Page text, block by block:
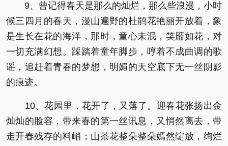
9、曾记得春天是那么的灿烂，那么些浪漫，小时
候三四月的春天，漫山遍野的杜鹃花艳丽开放着，象
是生长在花的海洋，那时，童心未泯，笑靥如花，对
一切充满幻想。踩踏着童年脚步，哼着不成曲调的歌
谣，追赶着青春的梦想，明媚的天空底下无一丝阴影
的痕迹。
10、花园里，花开了，又落了。迎春花张扬出金
灿灿的脸容，带来春的第一丝讯息，又悄然离去，带
走开春残存的料峭；山茶花整朵整朵嫣然绽放，绚烂